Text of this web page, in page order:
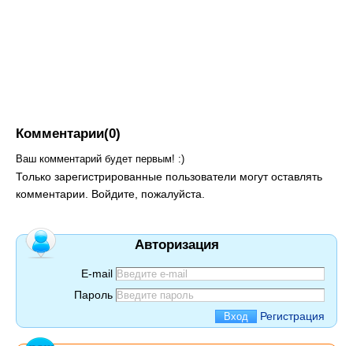
Комментарии(0)
Ваш комментарий будет первым! :)
Только зарегистрированные пользователи могут оставлять
комментарии. Войдите, пожалуйста.
Авторизация
E-mail
Пароль
Регистрация